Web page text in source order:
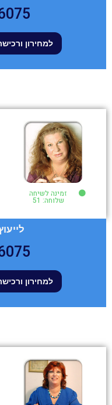
למחירון
זמינה לשיחה
שלוחה: 51
למחירון